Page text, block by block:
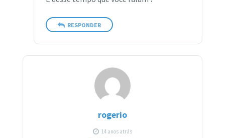
RESPONDER
rogerio
14 anos atrás